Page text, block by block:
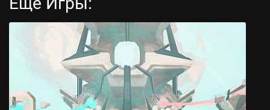
Принцесса и Нищенка